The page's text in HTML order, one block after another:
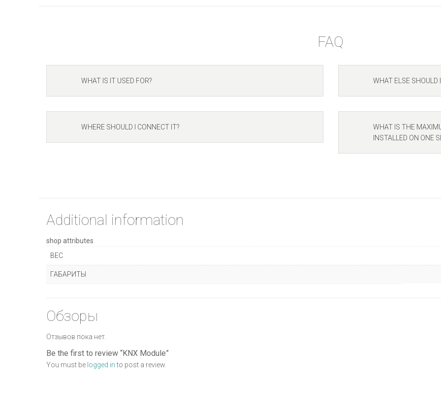
FAQ
WHAT IS IT USED FOR?
WHERE SHOULD I CONNECT IT?
WHAT ELSE SHOULD
WHAT IS THE
INSTALLED ON ONE
Additional information
shop attributes
ВЕС
ГАБАРИТЫ
Обзоры
Отзывов пока нет.
Be the first to review “KNX Module”
You must be logged into post a review.